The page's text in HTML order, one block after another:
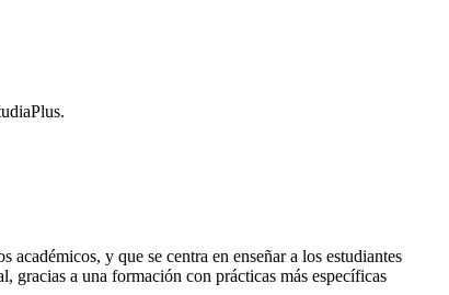
y que se centra en enseñar a los estudiantes
gracias a una formación con prácticas más específicas